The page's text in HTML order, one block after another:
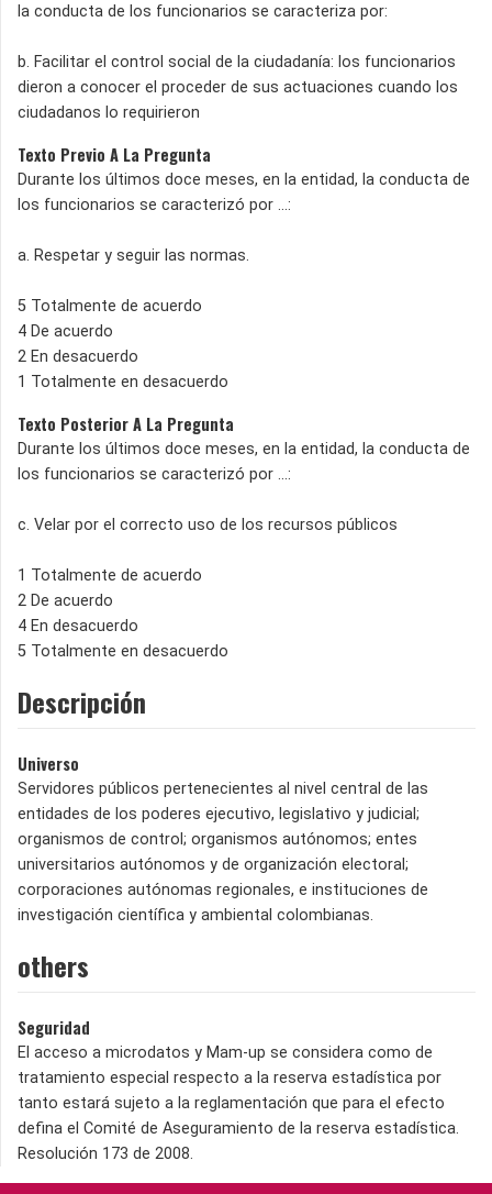
la conducta de los funcionarios se caracteriza por:
b. Facilitar el control social de la ciudadanía: los funcionarios
dieron a conocer el proceder de sus actuaciones cuando los
ciudadanos lo requirieron
Texto Previo A La Pregunta
Durante los últimos doce meses, en la entidad, la conducta de
los funcionarios se caracterizó por ...:
a. Respetar y seguir las normas.
5 Totalmente de acuerdo
4 De acuerdo
2 En desacuerdo
1 Totalmente en desacuerdo
Texto Posterior A La Pregunta
Durante los últimos doce meses, en la entidad, la conducta de
los funcionarios se caracterizó por ...:
c. Velar por el correcto uso de los recursos públicos
1 Totalmente de acuerdo
2 De acuerdo
4 En desacuerdo
5 Totalmente en desacuerdo
Descripción
Universo
Servidores públicos pertenecientes al nivel central de las
entidades de los poderes ejecutivo, legislativo y judicial;
organismos de control; organismos autónomos; entes
universitarios autónomos y de organización electoral;
corporaciones autónomas regionales, e instituciones de
investigación científica y ambiental colombianas.
others
Seguridad
El acceso a microdatos y Mam-up se considera como de
tratamiento especial respecto a la reserva estadística por
tanto estará sujeto a la reglamentación que para el efecto
defina el Comité de Aseguramiento de la reserva estadística.
Resolución 173 de 2008.